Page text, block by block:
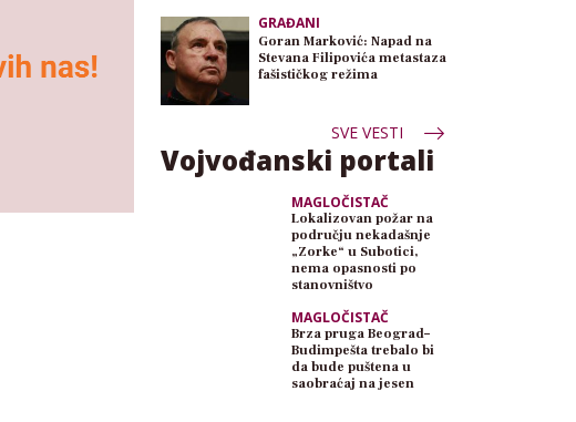
GRAĐANI
Goran Marković: Napad na
Stevana Filipovića metastaza
fašističkog režima
SVE VESTI
Vojvođanski portali
MAGLOČISTAČ
Lokalizovan požar na
području nekadašnje
„Zorke“ u Subotici,
nema opasnosti po
stanovništvo
MAGLOČISTAČ
Brza pruga Beograd–
Budimpešta trebalo bi
da bude puštena u
saobraćaj na jesen